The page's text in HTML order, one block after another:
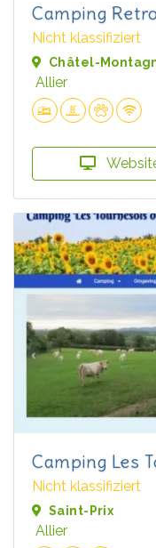
Camping
Nicht klassifiziert
Châtel-
Allier
Camping Les
Nicht klassifiziert
Saint-Prix
Allier